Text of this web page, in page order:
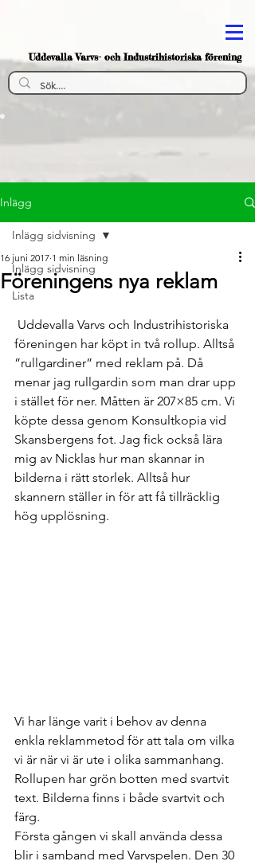
Uddevalla Varvs- och Industrihistoriska förening
Inlägg
Inlägg sidvisning
Lista
Inlägg sidvisning
Föreningens nya reklam
16 juni 2017 1 min läsning
föreningen har köpt in två rollup. Alltså
”rullgardiner” med reklam på. Då
menar jag rullgardin som man drar upp
i stället för ner. Måtten är 207×85 cm. Vi
köpte dessa genom Konsultkopia vid
Skansbergens fot. Jag fick också lära
mig av Nicklas hur man skannar in
bilderna i rätt storlek. Alltså hur
skannern ställer in för att få tillräcklig
hög upplösning.
Vi har länge varit i behov av denna
enkla reklammetod för att tala om vilka
vi är när vi är ute i olika sammanhang.
Rollupen har grön botten med svartvit
text. Bilderna finns i både svartvit och
färg.
Första gången vi skall använda dessa
blir i samband med Varvspelen. Den 30